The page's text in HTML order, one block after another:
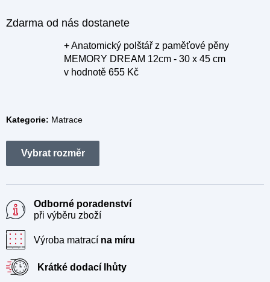
Zdarma od nás dostanete
+ Anatomický polštář z paměťové pěny
MEMORY DREAM 12cm - 30 x 45 cm
v hodnotě 655 Kč
Kategorie: Matrace
Odborné poradenství
při výběru zboží
Výroba matrací na míru
Krátké dodací lhůty